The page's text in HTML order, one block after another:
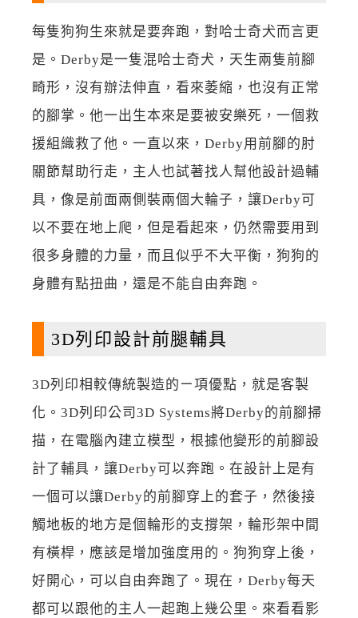
每隻狗狗生來就是要奔跑，對哈士奇犬而言更
是。Derby是一隻混哈士奇犬，天生兩隻前腳
畸形，沒有辦法伸直，看來萎縮，也沒有正常
的腳掌。他一出生本來是要被安樂死，一個救
援組織救了他。一直以來，Derby用前腳的肘
關節幫助行走，主人也試著找人幫他設計過輔
具，像是前面兩側裝兩個大輪子，讓Derby可
以不要在地上爬，但是看起來，仍然需要用到
很多身體的力量，而且似乎不大平衡，狗狗的
身體有點扭曲，還是不能自由奔跑。
3D列印設計前腿輔具
3D列印相較傳統製造的ㄧ項優點，就是客製
化。3D列印公司3D Systems將Derby的前腳掃
描，在電腦內建立模型，根據他變形的前腳設
計了輔具，讓Derby可以奔跑。在設計上是有
一個可以讓Derby的前腳穿上的套子，然後接
觸地板的地方是個輪形的支撐架，輪形架中間
有橫桿，應該是增加強度用的。狗狗穿上後，
好開心，可以自由奔跑了。現在，Derby每天
都可以跟他的主人一起跑上幾公里。來看看影